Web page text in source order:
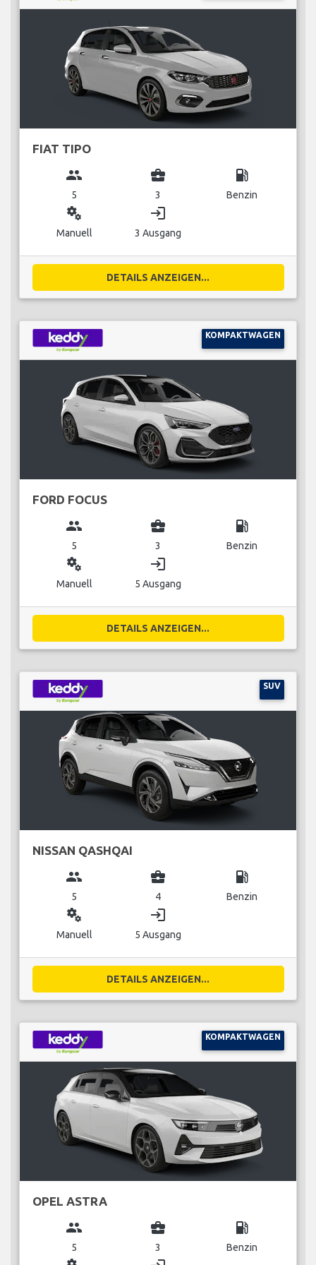
FIAT TIPO
group
5
business_center
3
local_gas_station
Benzin
miscellaneous_services
Manuell
login
3 Ausgang
DETAILS ANZEIGEN...
KOMPAKTWAGEN
FORD FOCUS
group
5
business_center
3
local_gas_station
Benzin
miscellaneous_services
Manuell
login
5 Ausgang
DETAILS ANZEIGEN...
SUV
NISSAN QASHQAI
group
5
business_center
4
local_gas_station
Benzin
miscellaneous_services
Manuell
login
5 Ausgang
DETAILS ANZEIGEN...
KOMPAKTWAGEN
OPEL ASTRA
group
5
business_center
3
local_gas_station
Benzin